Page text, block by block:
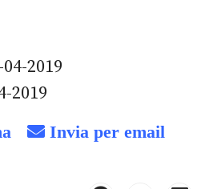
04-2019
2019
Invia per email